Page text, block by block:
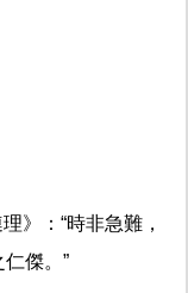
》：“時非急難，
傑。”